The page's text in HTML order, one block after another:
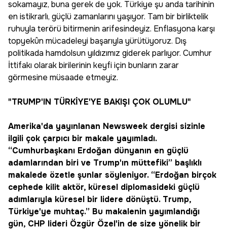
sokamayız, buna gerek de yok. Türkiye şu anda tarihinin
en istikrarlı, güçlü zamanlarını yaşıyor. Tam bir birliktelik
ruhuyla terörü bitirmenin arifesindeyiz. Enflasyona karşı
topyekûn mücadeleyi başarıyla yürütüyoruz. Dış
politikada hamdolsun yıldızımız giderek parlıyor. Cumhur
İttifakı olarak birilerinin keyfi için bunların zarar
görmesine müsaade etmeyiz.
"TRUMP'IN TÜRKİYE'YE BAKIŞI ÇOK OLUMLU"
Amerika'da yayınlanan Newsweek dergisi sizinle
ilgili çok çarpıcı bir makale yayımladı.
“Cumhurbaşkanı Erdoğan dünyanın en güçlü
adamlarından biri ve Trump'ın müttefiki” başlıklı
makalede özetle şunlar söyleniyor. “Erdoğan birçok
cephede kilit aktör, küresel diplomasideki güçlü
adımlarıyla küresel bir lidere dönüştü. Trump,
Türkiye'ye muhtaç.” Bu makalenin yayımlandığı
gün, CHP lideri Özgür Özel'in de size yönelik bir